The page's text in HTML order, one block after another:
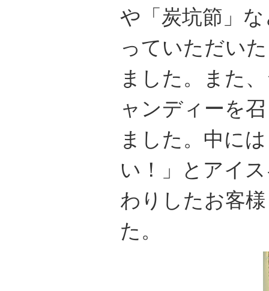
や「炭坑節」
っていただい
ました。また
ャンディーを
ました。中に
い！」とアイ
わりしたお客
た。